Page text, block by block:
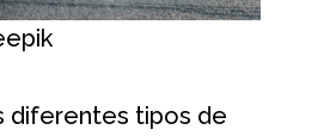
diferentes tipos de